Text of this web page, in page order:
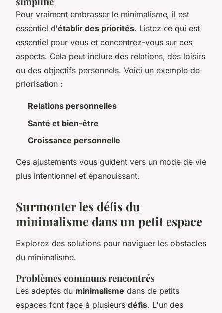
Pour vraiment embrasser le minimalisme, il est
essentiel d'établir des priorités. Listez ce qui est
essentiel pour vous et concentrez-vous sur ces
aspects. Cela peut inclure des relations, des loisirs
ou des objectifs personnels. Voici un exemple de
priorisation :
Relations personnelles
Santé et bien-être
Croissance personnelle
Ces ajustements vous guident vers un mode de vie
plus intentionnel et épanouissant.
Surmonter les défis du
minimalisme dans un petit espace
Explorez des solutions pour naviguer les obstacles
du minimalisme.
Problèmes communs rencontrés
Les adeptes du minimalisme dans de petits
espaces font face à plusieurs défis. L'un des